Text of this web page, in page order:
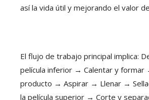
así la vida útil y mejorando el valor
El flujo de trabajo principal implica:
película inferior → Calentar y formar
producto → Aspirar → Llenar →
la película superior → Corte y